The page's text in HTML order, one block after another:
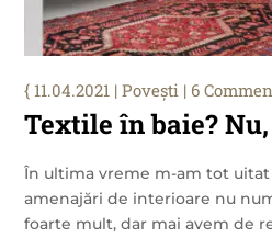
Textile în baie?
11.04.2021 |Povești | 6
În ultima vreme m-am tot
amenajări de interioare nu
foarte mult, dar mai avem de